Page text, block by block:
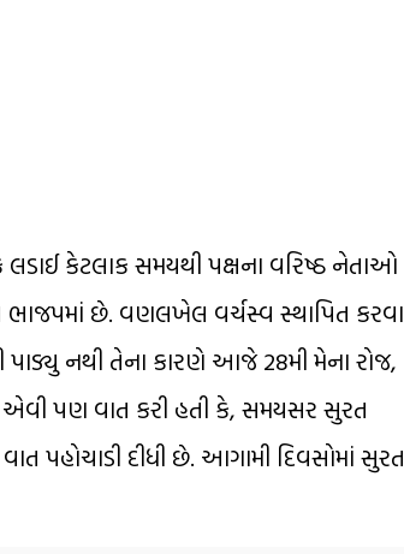
લડાઈ કેટલાક સમયથી પક્ષના વરિષ્ઠ નેતાઓ
ભાજપમાં છે. વણલખેલ વર્ચસ્વ સ્થાપિત કરવા
પાડ્યુ નથી તેના કારણે આજે 28મી મેના રોજ,
એવી પણ વાત કરી હતી કે, સમયસર સુરત
પહોચાડી દીધી છે. આગામી દિવસોમાં સુરત